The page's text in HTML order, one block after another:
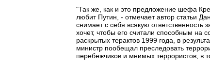
"Так же, как и это предложение шефа
любит Путин, - отмечает автор статьи
снимает с себя всякую ответственность
хочет, чтобы его считали способным на
раскрытых терактов 1999 года, в
министр пообещал преследовать
перебежчиков и мнимых террористов, в